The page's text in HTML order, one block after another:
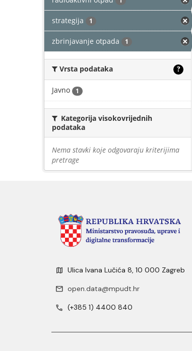
strategija 1
zbrinjavanje otpada 1
Vrsta podataka ?
Javno 1
Kategorija visokovrijednih
podataka
Nema stavki koje odgovaraju kriterijima
pretrage